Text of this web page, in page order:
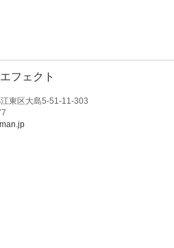
フェクト
東区大島5-51-11-303